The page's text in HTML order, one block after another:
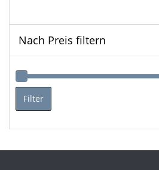
Nach Preis filtern
Filter